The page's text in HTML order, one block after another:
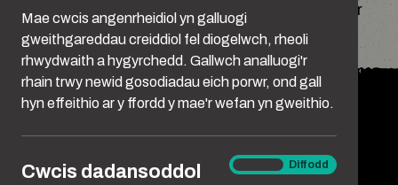
amplify this important message and help deliver
the change we need.
What can you do?
Mae cwcis angenrheidiol yn galluogi
gweithgareddau creiddiol fel diogelwch, rheoli
rhwydwaith a hygyrchedd. Gallwch analluogi'r
rhain trwy newid gosodiadau eich porwr, ond gall
hyn effeithio ar y ffordd y mae'r wefan yn gweithio.
Cwcis dadansoddol
Cwcis
Diffodd